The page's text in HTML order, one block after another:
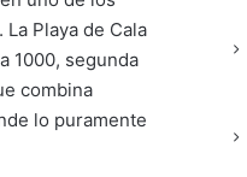
Playa de Cala
1000, segunda
combina
lo puramente